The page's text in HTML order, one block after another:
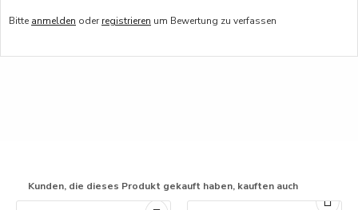
Bitte anmelden oderregistrieren um Bewertung zu verfassen
Kunden, die dieses Produkt gekauft haben, kauften auch